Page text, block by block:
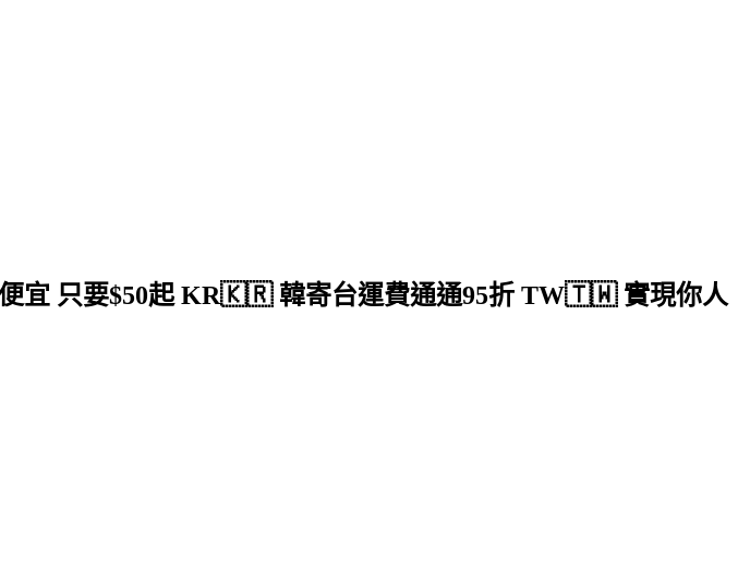
宜 只要$50起 KR🇰🇷 韓寄台運費通通95折 TW🇹🇼 實現你人